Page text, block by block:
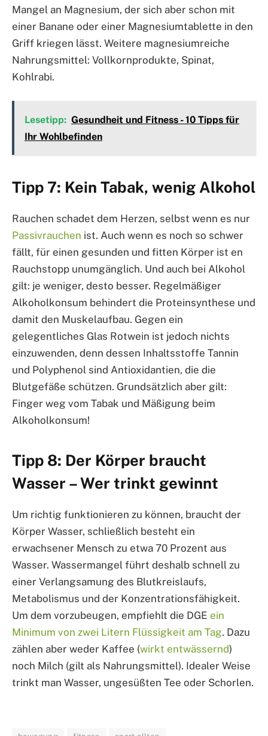
Mangel an Magnesium, der sich aber schon mit
einer Banane oder einer Magnesiumtablette in den
Griff kriegen lässt. Weitere magnesiumreiche
Nahrungsmittel: Vollkornprodukte, Spinat,
Kohlrabi.
Lesetipp: Gesundheit und Fitness - 10 Tipps für
Ihr Wohlbefinden
Tipp 7: Kein Tabak, wenig Alkohol
Rauchen schadet dem Herzen, selbst wenn es nur
Passivrauchen ist. Auch wenn es noch so schwer
fällt, für einen gesunden und fitten Körper ist en
Rauchstopp unumgänglich. Und auch bei Alkohol
gilt: je weniger, desto besser. Regelmäßiger
Alkoholkonsum behindert die Proteinsynthese und
damit den Muskelaufbau. Gegen ein
gelegentliches Glas Rotwein ist jedoch nichts
einzuwenden, denn dessen Inhaltsstoffe Tannin
und Polyphenol sind Antioxidantien, die die
Blutgefäße schützen. Grundsätzlich aber gilt:
Finger weg vom Tabak und Mäßigung beim
Alkoholkonsum!
Tipp 8: Der Körper braucht
Wasser – Wer trinkt gewinnt
Um richtig funktionieren zu können, braucht der
Körper Wasser, schließlich besteht ein
erwachsener Mensch zu etwa 70 Prozent aus
Wasser. Wassermangel führt deshalb schnell zu
einer Verlangsamung des Blutkreislaufs,
Metabolismus und der Konzentrationsfähigkeit.
Um dem vorzubeugen, empfiehlt die DGE ein
Minimum von zwei Litern Flüssigkeit am Tag. Dazu
zählen aber weder Kaffee (wirkt entwässernd)
noch Milch (gilt als Nahrungsmittel). Idealer Weise
trinkt man Wasser, ungesüßten Tee oder Schorlen.